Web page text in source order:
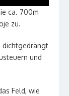
ca. 700m
zu.
dichtgedrängt
und
Feld, wie